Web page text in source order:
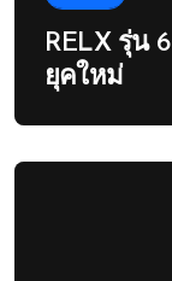
RELX รุ่น
ยุคใหม่